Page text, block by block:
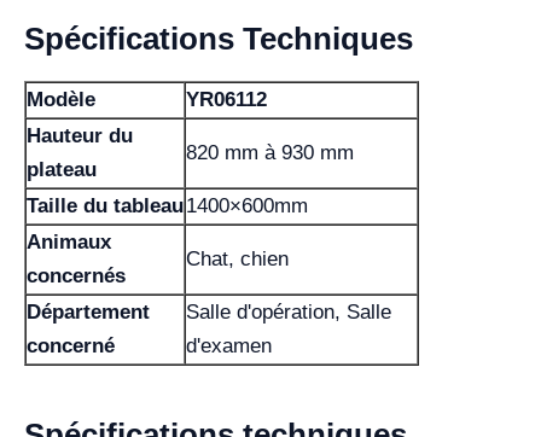
Spécifications Techniques
Modèle
YR06112
Hauteur du
plateau
820 mm à 930 mm
Taille du tableau1400×600mm
Animaux
concernés
Chat, chien
Département
concerné
Salle d'opération, Salle
d'examen